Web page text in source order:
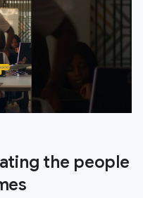
the people